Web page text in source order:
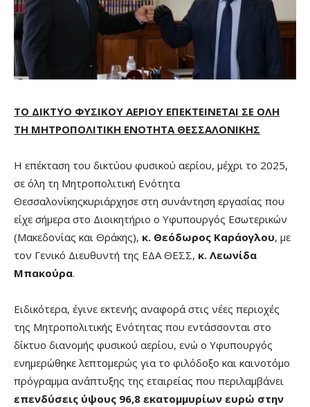
ΤΟ ΔΙΚΤΥΟ ΦΥΣΙΚΟΥ ΑΕΡΙΟΥ ΕΠΕΚΤΕΙΝΕΤΑΙ ΣΕ ΟΛΗ
ΤΗ ΜΗΤΡΟΠΟΛΙΤΙΚΗ ΕΝΟΤΗΤΑ ΘΕΣΣΑΛΟΝΙΚΗΣ
Η επέκταση του δικτύου φυσικού αερίου, μέχρι το 2025,
σε όλη τη Μητροπολιτική Ενότητα
Θεσσαλονίκηςκυριάρχησε στη συνάντηση εργασίας που
είχε σήμερα στο Διοικητήριο ο Υφυπουργός Εσωτερικών
(Μακεδονίας και Θράκης), κ. Θεόδωρος Καράογλου, με
τον Γενικό Διευθυντή της ΕΔΑ ΘΕΣΣ, κ. Λεωνίδα
Μπακούρα.
Ειδικότερα, έγινε εκτενής αναφορά στις νέες περιοχές
της Μητροπολιτικής Ενότητας που εντάσσονται στο
δίκτυο διανομής φυσικού αερίου, ενώ ο Υφυπουργός
ενημερώθηκε λεπτομερώς για το φιλόδοξο και καινοτόμο
πρόγραμμα ανάπτυξης της εταιρείας που περιλαμβάνει
επενδύσεις ύψους 96,8 εκατομμυρίων ευρώ στην